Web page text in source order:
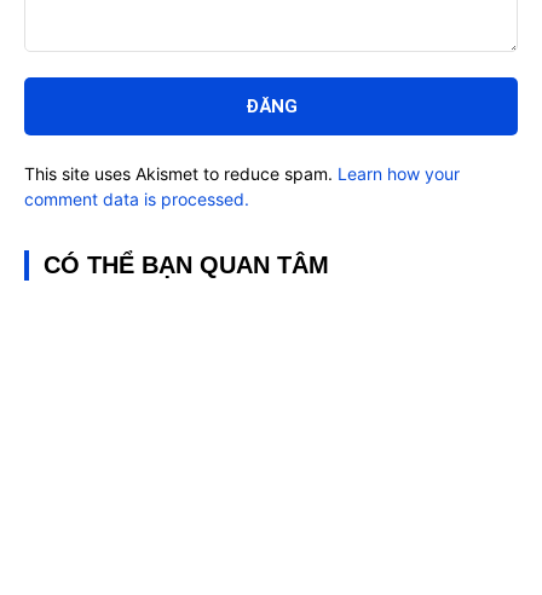
luận:
This site uses Akismet to reduce spam. Learn how your
comment data is processed.
CÓ THỂ BẠN QUAN TÂM